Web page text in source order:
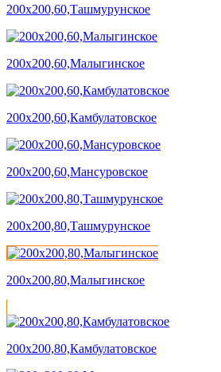
200х200,60,Ташмурунское
200х200,60,Малыгинское
200х200,60,Камбулатовское
200х200,60,Мансуровское
200х200,80,Ташмурунское
200х200,80,Малыгинское
200х200,80,Камбулатовское